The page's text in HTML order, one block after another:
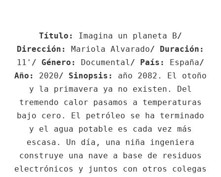
Título: Imagina un planeta B/
Dirección:
Mariola Alvarado/ Duración:
11' / Género: Documental/ País: España/
Año:
2020/ Sinopsis: año 2082. El otoño
y la primavera ya no existen. Del
tremendo calor pasamos a temperaturas
bajo cero. El petróleo se ha terminado
y el agua potable es cada vez más
escasa. Un día, una niña ingeniera
construye una nave a base de residuos
electrónicos y juntos con otros colegas